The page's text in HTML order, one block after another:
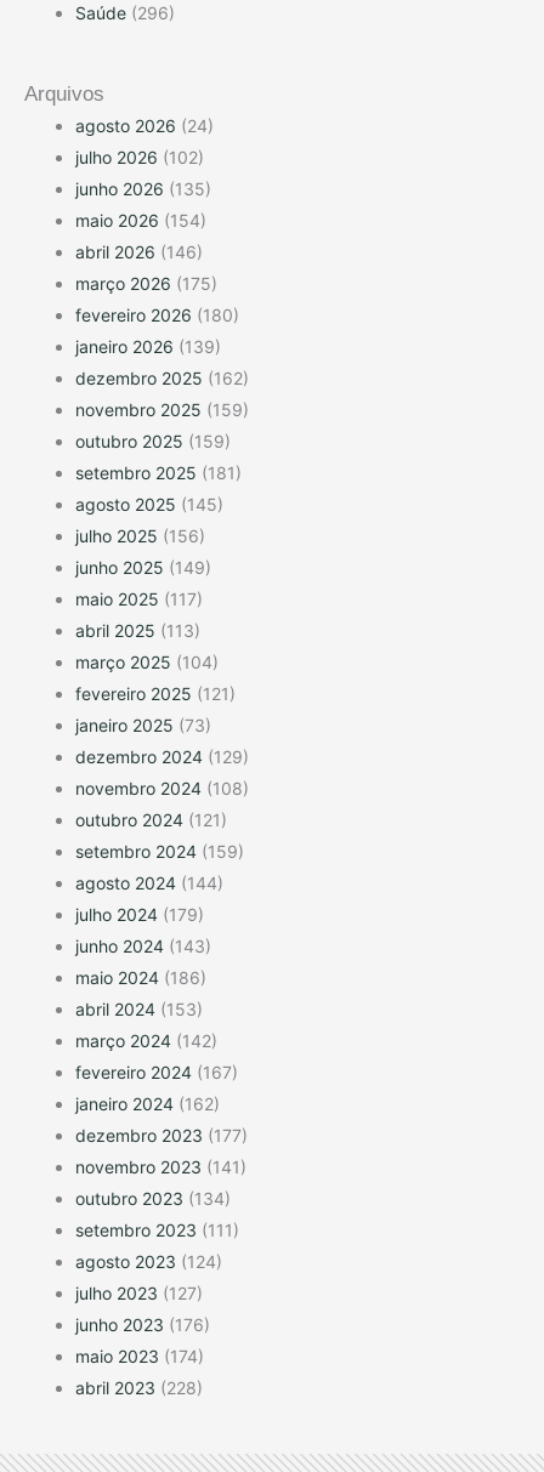
Saúde (296)
Arquivos
agosto 2026 (24)
julho 2026 (102)
junho 2026 (135)
maio 2026 (154)
abril 2026 (146)
março 2026 (175)
fevereiro 2026 (180)
janeiro 2026 (139)
dezembro 2025 (162)
novembro 2025 (159)
outubro 2025 (159)
setembro 2025 (181)
agosto 2025 (145)
julho 2025 (156)
junho 2025 (149)
maio 2025 (117)
abril 2025 (113)
março 2025 (104)
fevereiro 2025 (121)
janeiro 2025 (73)
dezembro 2024 (129)
novembro 2024 (108)
outubro 2024 (121)
setembro 2024 (159)
agosto 2024 (144)
julho 2024 (179)
junho 2024 (143)
maio 2024 (186)
abril 2024 (153)
março 2024 (142)
fevereiro 2024 (167)
janeiro 2024 (162)
dezembro 2023 (177)
novembro 2023 (141)
outubro 2023 (134)
setembro 2023 (111)
agosto 2023 (124)
julho 2023 (127)
junho 2023 (176)
maio 2023 (174)
abril 2023 (228)